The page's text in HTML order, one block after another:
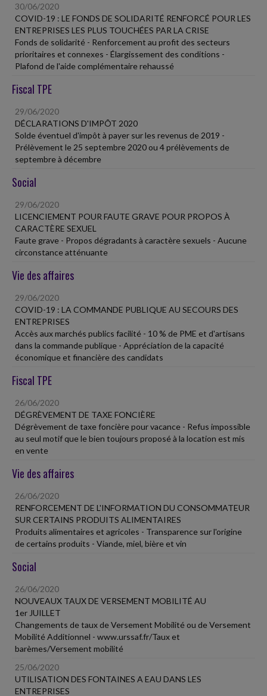
30/06/2020
COVID-19 : LE FONDS DE SOLIDARITÉ RENFORCÉ POUR LES
ENTREPRISES LES PLUS TOUCHÉES PAR LA CRISE
Fonds de solidarité - Renforcement au profit des secteurs
prioritaires et connexes - Élargissement des conditions -
Plafond de l'aide complémentaire rehaussé
Fiscal TPE
29/06/2020
DÉCLARATIONS D'IMPÔT 2020
Solde éventuel d'impôt à payer sur les revenus de 2019 -
Prélèvement le 25 septembre 2020 ou 4 prélèvements de
septembre à décembre
Social
29/06/2020
LICENCIEMENT POUR FAUTE GRAVE POUR PROPOS À
CARACTÈRE SEXUEL
Faute grave - Propos dégradants à caractère sexuels - Aucune
circonstance atténuante
Vie des affaires
29/06/2020
COVID-19 : LA COMMANDE PUBLIQUE AU SECOURS DES
ENTREPRISES
Accès aux marchés publics facilité - 10 % de PME et d'artisans
dans la commande publique - Appréciation de la capacité
économique et financière des candidats
Fiscal TPE
26/06/2020
DÉGRÈVEMENT DE TAXE FONCIÈRE
Dégrèvement de taxe foncière pour vacance - Refus impossible
au seul motif que le bien toujours proposé à la location est mis
en vente
Vie des affaires
26/06/2020
RENFORCEMENT DE L'INFORMATION DU CONSOMMATEUR
SUR CERTAINS PRODUITS ALIMENTAIRES
Produits alimentaires et agricoles - Transparence sur l'origine
de certains produits - Viande, miel, bière et vin
Social
26/06/2020
NOUVEAUX TAUX DE VERSEMENT MOBILITÉ AU
1er JUILLET
Changements de taux de Versement Mobilité ou de Versement
Mobilité Additionnel - www.urssaf.fr/Taux et
barèmes/Versement mobilité
25/06/2020
UTILISATION DES FONTAINES A EAU DANS LES
ENTREPRISES